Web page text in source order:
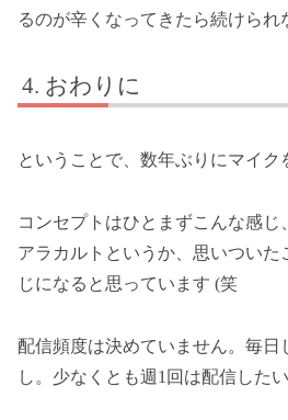
るのが辛くなってきたら続けられ
おわりに
ということで、数年ぶりにマイク
コンセプトはひとまずこんな感
アラカルトというか、思いつい
じになると思っています (笑
配信頻度は決めていません。毎日
し。少なくとも週1回は配信したい